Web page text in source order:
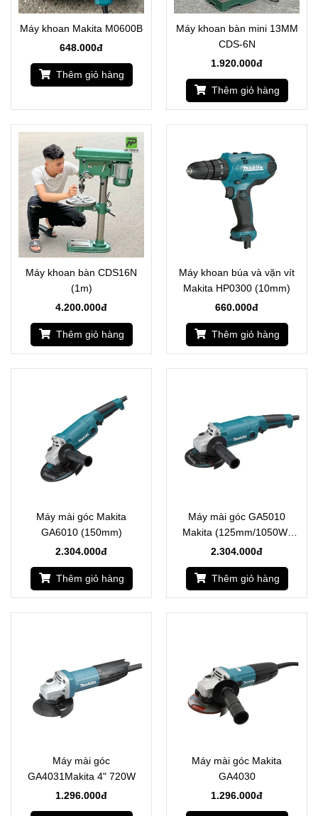
Máy khoan Makita M0600B
648.000đ
Thêm giỏ hàng
Máy khoan bàn mini 13MM
CDS-6N
1.920.000đ
Thêm giỏ hàng
Máy khoan bàn CDS16N
(1m)
4.200.000đ
Thêm giỏ hàng
Máy khoan búa và vặn vít
Makita HP0300 (10mm)
660.000đ
Thêm giỏ hàng
Máy mài góc Makita
GA6010 (150mm)
2.304.000đ
Thêm giỏ hàng
Máy mài góc GA5010
Makita (125mm/1050W)
(công tắc bóp)
2.304.000đ
Thêm giỏ hàng
Máy mài góc
GA4031Makita 4" 720W
1.296.000đ
Máy mài góc Makita
GA4030
1.296.000đ